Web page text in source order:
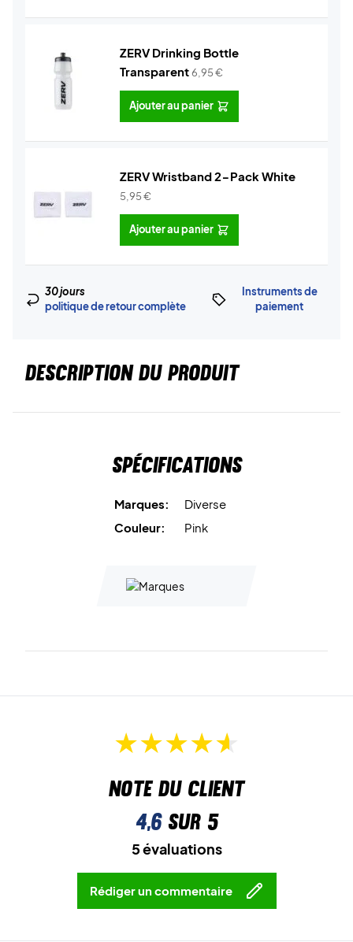
ZERV Drinking Bottle
Transparent6,95€
Ajouter au panier
ZERV Wristband 2-Pack White
5,95€
Ajouter au panier
30 jours
politique de retour complète
Instruments de
paiement
DESCRIPTION DU PRODUIT
Spécifications
Marques:
Diverse
Couleur:
Pink
Note du client
4,6sur 5
5 évaluations
Rédiger un commentaire